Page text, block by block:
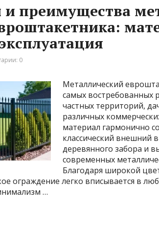
и преимущества
0
Металлический
самых востребованных
частных территорий,
различных
материал гармонично
классический внешний
деревянного забора и
современных
Благодаря широкой
ограждение легко вписывается в
…